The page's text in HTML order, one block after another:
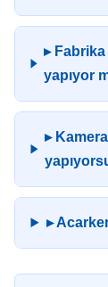
▸ Fabrika
yapıyor
▸
▸